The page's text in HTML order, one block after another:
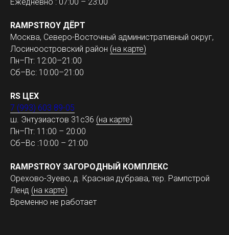
RAMPSTROY ДЁРТ
Москва, Северо-Восточный административный округ,
Лосиноостровский район (на карте)
Пн–Пт: 12:00–21:00
Сб–Вс: 10:00–21:00
RS ЦЕХ
7 (993) 603 89-05
ш. Энтузиастов 31с36 (на карте)
Пн–Пт: 11:00 – 20:00
Сб–Вс :10:00 – 21:00
RAMPSTROY ЗАГОРОДНЫЙ КОМПЛЕКС
Орехово-Зуево, д. Красная дубрава, тер. Рампстрой
Ленд (на карте)
Временно не работает